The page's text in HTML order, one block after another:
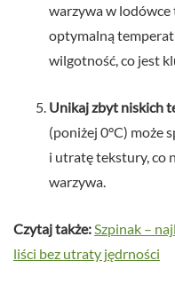
warzywa w lodówce
optymalną
wilgotność, co jest
Unikaj zbyt niskich
(poniżej 0°C) może
i utratę tekstury, co
warzywa.
Czytaj także:Szpinak –
liści bez utraty jędrności